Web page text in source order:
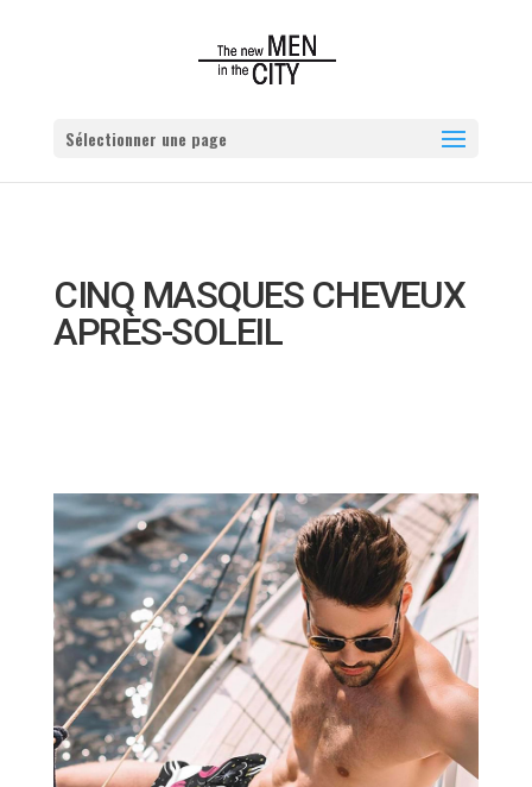
Sélectionner une page
CINQ MASQUES CHEVEUX
APRÈS-SOLEIL